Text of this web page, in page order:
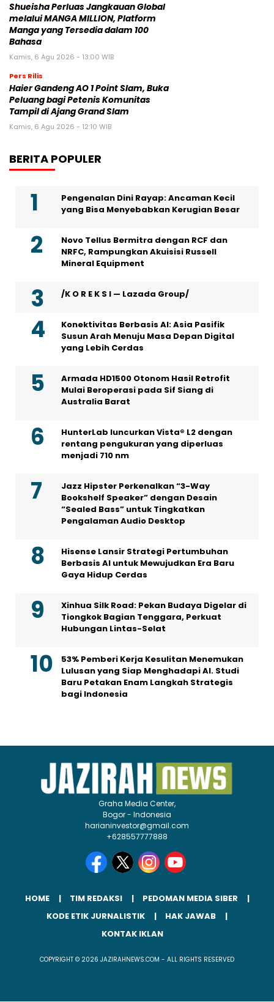
Shueisha Perluas Jangkauan Global
melalui MANGA MILLION, Platform
Manga yang Tersedia dalam 100
Bahasa
Kamis, 6 Agu 2026 - 13:00 WIB
Pers Rilis
Haier Gandeng AO 1 Point Slam, Buka
Peluang bagi Petenis Komunitas
Tampil di Ajang Grand Slam
Kamis, 6 Agu 2026 - 12:10 WIB
BERITA POPULER
Pengenalan Dini Rayap: Ancaman Kecil
yang Bisa Menyebabkan Kerugian Besar
Novo Tellus Bermitra dengan RCF dan
NRFC, Rampungkan Akuisisi Russell
Mineral Equipment
/K O R E K S I — Lazada Group/
Konektivitas Berbasis AI: Asia Pasifik
Susun Arah Menuju Masa Depan Digital
yang Lebih Cerdas
Armada HD1500 Otonom Hasil Retrofit
Mulai Beroperasi pada Sif Siang di
Australia Barat
HunterLab luncurkan Vista® L2 dengan
rentang pengukuran yang diperluas
menjadi 710 nm
Jazz Hipster Perkenalkan “3-Way
Bookshelf Speaker” dengan Desain
“Sealed Bass” untuk Tingkatkan
Pengalaman Audio Desktop
Hisense Lansir Strategi Pertumbuhan
Berbasis AI untuk Mewujudkan Era Baru
Gaya Hidup Cerdas
Xinhua Silk Road: Pekan Budaya Digelar di
Tiongkok Bagian Tenggara, Perkuat
Hubungan Lintas-Selat
53% Pemberi Kerja Kesulitan Menemukan
Lulusan yang Siap Menghadapi AI. Studi
Baru Petakan Enam Langkah Strategis
bagi Indonesia
Graha Media Center,
Bogor - Indonesia
harianinvestor@gmail.com
+628557777888
HOME TIM REDAKSI
PEDOMAN MEDIA SIBER
KODE ETIK JURNALISTIK
HAK JAWAB
KONTAK IKLAN
COPYRIGHT © 2026 JAZIRAHNEWS.COM - ALL RIGHTS RESERVED